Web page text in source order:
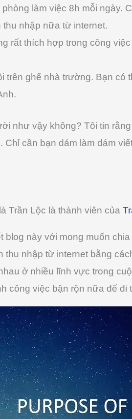
làm việc 8h mỗi ngày.
thu nhập nữa từ internet.
rất thích hợp trong công
trên ghế nhà trường. Bạn có
như vậy không? Tôi tin
Chỉ cần bạn dám làm dám
Trần Lộc là thành viên của
blog này với mong muốn
thu nhập từ internet bằng
ở nhiều lĩnh vực trong
công việc bận rộn nữa để đi